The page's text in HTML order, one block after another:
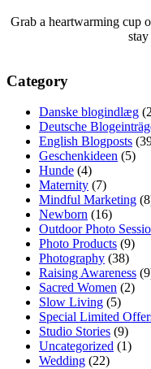
Grab a heartwarming cup
Category
Danske blogindlæg
Deutsche
English Blogposts
Geschenkideen (5)
Hunde (4)
Maternity (7)
Mindful Marketing
Newborn (16)
Outdoor Photo
Photo Products (9)
Photography (38)
Raising Awareness
Sacred Women (2)
Slow Living (5)
Special Limited
Studio Stories (9)
Uncategorized (1)
Wedding (22)